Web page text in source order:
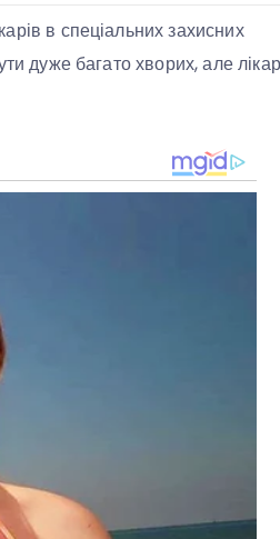
в спеціальних захисних
дуже багато хворих, але